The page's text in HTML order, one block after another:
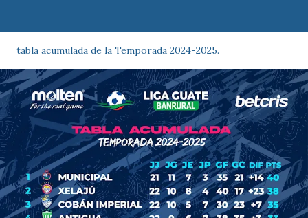
tabla acumulada de la Temporada 2024-2025.